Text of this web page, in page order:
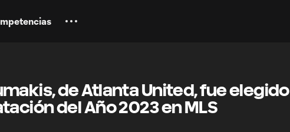
de Atlanta United, fue elegido
del Año 2023 en MLS